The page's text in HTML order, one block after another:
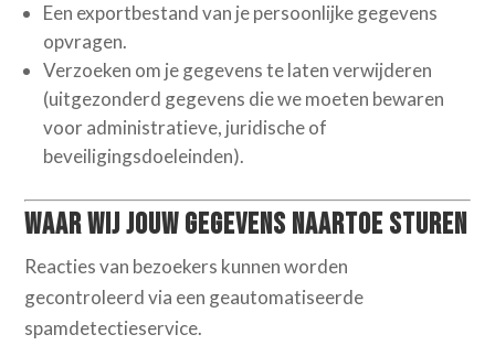
Een exportbestand van je persoonlijke gegevens
opvragen.
Verzoeken om je gegevens te laten verwijderen
(uitgezonderd gegevens die we moeten bewaren
voor administratieve, juridische of
beveiligingsdoeleinden).
Waar wij jouw gegevens naartoe sturen
Reacties van bezoekers kunnen worden
gecontroleerd via een geautomatiseerde
spamdetectieservice.